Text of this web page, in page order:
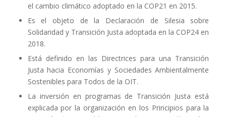
el cambio climático adoptado en la COP21 en 2015.
Es el objeto de la Declaración de Silesia sobre
Solidaridad y Transición Justa adoptada en la COP24 en
2018.
Está definido en las Directrices para una Transición
Justa hacia Economías y Sociedades Ambientalmente
Sostenibles para Todos de la OIT.
La inversión en programas de Transición Justa está
explicada por la organización en los Principios para la